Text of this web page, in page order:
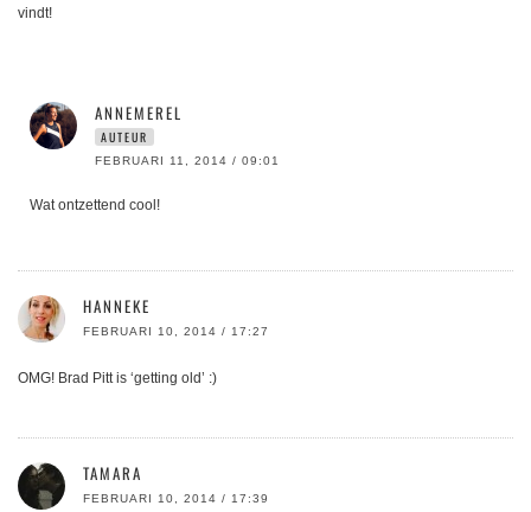
vindt!
ANNEMEREL
AUTEUR
FEBRUARI 11, 2014 / 09:01
Wat ontzettend cool!
HANNEKE
FEBRUARI 10, 2014 / 17:27
OMG! Brad Pitt is ‘getting old’ :)
TAMARA
FEBRUARI 10, 2014 / 17:39